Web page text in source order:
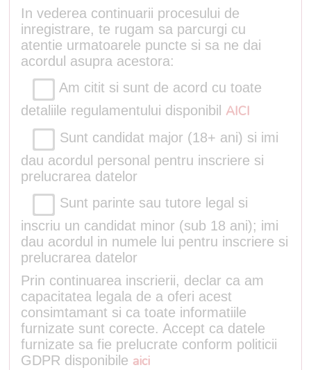
In vederea continuarii procesului de
inregistrare, te rugam sa parcurgi cu
atentie urmatoarele puncte si sa ne dai
acordul asupra acestora:
Am citit si sunt de acord cu toate
detaliile regulamentului disponibil AICI
Sunt candidat major (18+ ani) si imi
dau acordul personal pentru inscriere si
prelucrarea datelor
Sunt parinte sau tutore legal si
inscriu un candidat minor (sub 18 ani); imi
dau acordul in numele lui pentru inscriere si
prelucrarea datelor
Prin continuarea inscrierii, declar ca am
capacitatea legala de a oferi acest
consimtamant si ca toate informatiile
furnizate sunt corecte. Accept ca datele
furnizate sa fie prelucrate conform politicii
GDPR disponibile aici